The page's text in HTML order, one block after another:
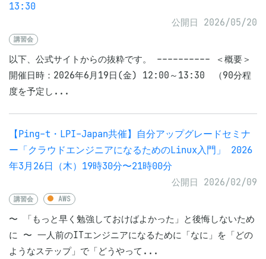
13:30
公開日 2026/05/20
講習会
以下、公式サイトからの抜粋です。 ---------- ＜概要＞
開催日時：2026年6月19日(金) 12:00～13:30 （90分程
度を予定し...
【Ping-t・LPI-Japan共催】自分アップグレードセミナ
ー「クラウドエンジニアになるためのLinux入門」 2026
年3月26日（木）19時30分〜21時00分
公開日 2026/02/09
講習会 AWS
〜 「もっと早く勉強しておけばよかった」と後悔しないため
に 〜 一人前のITエンジニアになるために「なに」を「どの
ようなステップ」で「どうやって...